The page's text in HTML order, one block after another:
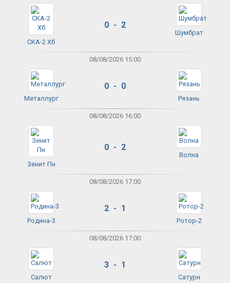
СКА-2 Хб
0 - 2
Шумбрат
08/08/2026 15:00
Металлург
0 - 0
Рязань
08/08/2026 16:00
Зенит Пн
0 - 2
Волна
08/08/2026 17:00
Родина-3
2 - 1
Ротор-2
08/08/2026 17:00
Салют
3 - 1
Сатурн